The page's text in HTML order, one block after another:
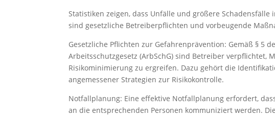
Statistiken zeigen, dass Unfälle und größere
sind gesetzliche Betreiberpflichten und vorbeugende
Gesetzliche Pflichten zur Gefahrenprävention: Gemäß § 5
Arbeitsschutzgesetz (ArbSchG) sind Betreiber verpflichtet,
Risikominimierung zu ergreifen. Dazu gehört die
angemessener Strategien zur Risikokontrolle.
Notfallplanung: Eine effektive Notfallplanung erfordert,
an die entsprechenden Personen kommuniziert werden.